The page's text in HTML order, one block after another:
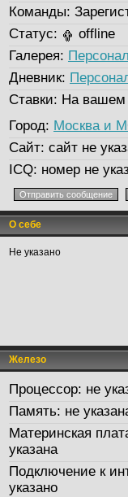
Команды:
Статус:
offline
Галерея:
Дневник:
Ставки: На вашем
Город: Москва и
Сайт: сайт не
ICQ: номер не
О себе
Не указано
Железо
Процессор: не
Память: не
Материнская
указана
Подключение к
указано